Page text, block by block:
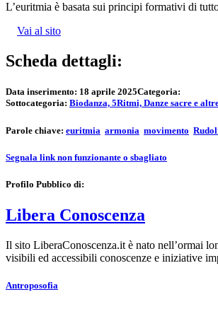
L’euritmia è basata sui principi formativi di
Vai al sito
Scheda dettagli:
Data inserimento: 18 aprile 2025Categoria:
Sottocategoria: Biodanza, 5Ritmi, Danze sacre e
Parole chiave: euritmia armonia movimento
Segnala link non funzionante o sbagliato
Profilo Pubblico di:
Libera Conoscenza
Il sito LiberaConoscenza.it è nato nell’ormai
visibili ed accessibili conoscenze e iniziative
Antroposofia